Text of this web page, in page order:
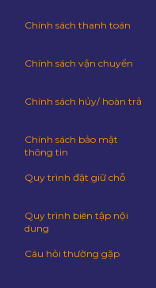
Chính sách thanh toán
Chính sách vận chuyển
Chính sách hủy/ hoàn trả
Chính sách bảo mật
thông tin
Quy trình đặt giữ chỗ
Quy trình biên tập nội
dung
Câu hỏi thường gặp